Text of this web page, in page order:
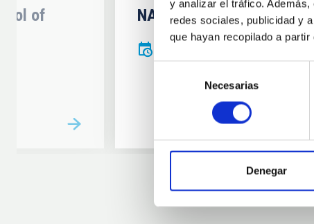
y analizar el tráfico.
redes sociales, publicidad y
que hayan recopilado a
consentimiento
Necesarias
Denegar
of NATE en Palencia -